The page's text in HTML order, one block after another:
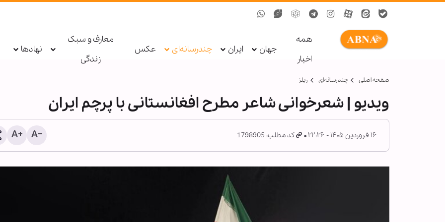
همه
اخبار
جهان ایران چندرسانه‌ای عکس
معارف و سبک
زندگی
نهادها
صفحه اصلی چندرسانه‌ای ریلز
ویدیو | شعرخوانی شاعر مطرح افغانستانی با پرچم ایران
۱۶ فروردین ۱۴۰۵ - ۲۲:۲۶ کد مطلب: 1798905